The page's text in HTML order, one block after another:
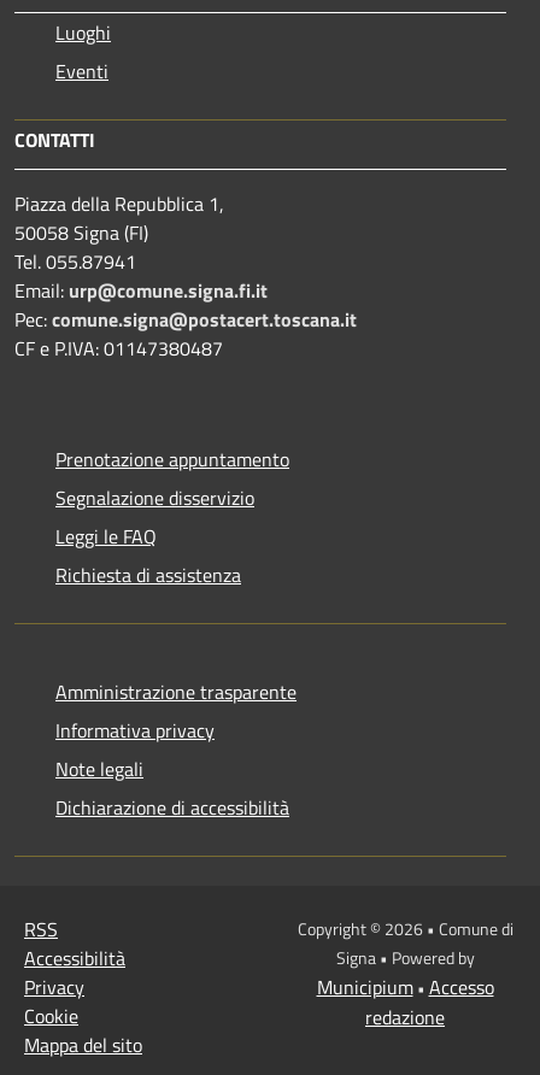
Luoghi
Eventi
CONTATTI
Piazza della Repubblica 1,
50058 Signa (FI)
Tel. 055.87941
Email: urp@comune.signa.fi.it
Pec:comune.signa@postacert.toscana.it
CF e P.IVA: 01147380487
Prenotazione appuntamento
Segnalazione disservizio
Leggi le FAQ
Richiesta di assistenza
Amministrazione trasparente
Informativa privacy
Note legali
Dichiarazione di accessibilità
RSS
Accessibilità
Privacy
Cookie
Mappa del sito
Copyright © 2026 • Comune di
Signa • Powered by
Municipium• Accesso
redazione